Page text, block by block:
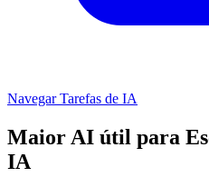
Navegar Tarefas de IA
Maior AI útil para
IA